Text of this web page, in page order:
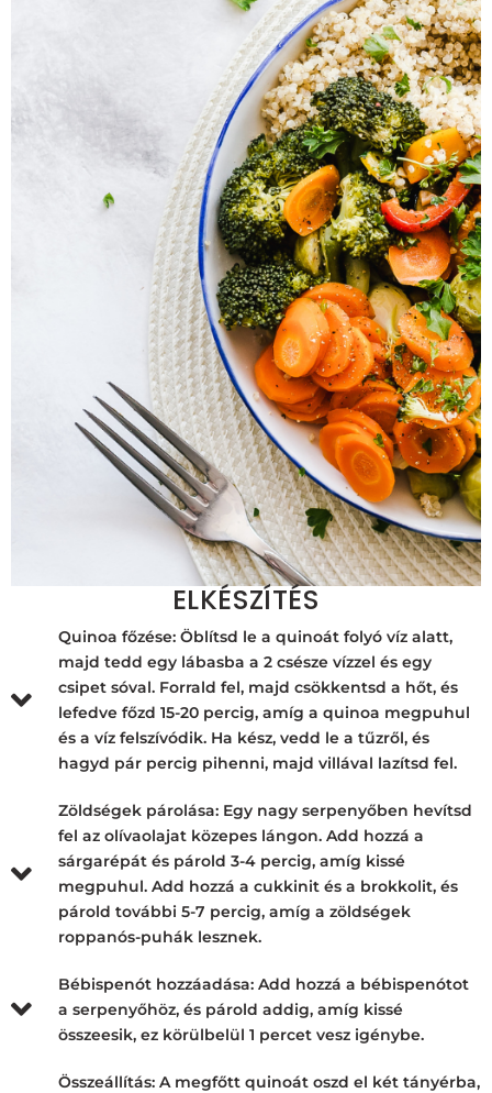
ELKÉSZÍTÉS
Quinoa főzése: Öblítsd le a quinoát folyó víz alatt,
majd tedd egy lábasba a 2 csésze vízzel és egy
csipet sóval. Forrald fel, majd csökkentsd a hőt, és
lefedve főzd 15-20 percig, amíg a quinoa megpuhul
és a víz felszívódik. Ha kész, vedd le a tűzről, és
hagyd pár percig pihenni, majd villával lazítsd fel.
Zöldségek párolása: Egy nagy serpenyőben hevítsd
fel az olívaolajat közepes lángon. Add hozzá a
sárgarépát és párold 3-4 percig, amíg kissé
megpuhul. Add hozzá a cukkinit és a brokkolit, és
párold további 5-7 percig, amíg a zöldségek
roppanós-puhák lesznek.
Bébispenót hozzáadása: Add hozzá a bébispenótot
a serpenyőhöz, és párold addig, amíg kissé
összeesik, ez körülbelül 1 percet vesz igénybe.
Összeállítás: A megfőtt quinoát oszd el két tányérba,